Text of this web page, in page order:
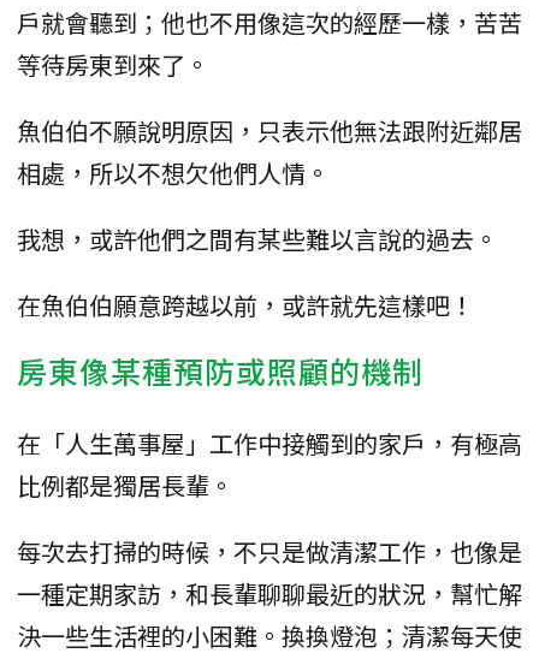
戶就會聽到；他也不用像這次的經歷一樣，苦苦
等待房東到來了。
魚伯伯不願說明原因，只表示他無法跟附近鄰居
相處，所以不想欠他們人情。
我想，或許他們之間有某些難以言說的過去。
在魚伯伯願意跨越以前，或許就先這樣吧！
房東像某種預防或照顧的機制
在「人生萬事屋」工作中接觸到的家戶，有極高
比例都是獨居長輩。
每次去打掃的時候，不只是做清潔工作，也像是
一種定期家訪，和長輩聊聊最近的狀況，幫忙解
決一些生活裡的小困難。換換燈泡；清潔每天使